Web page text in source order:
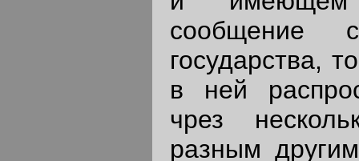
сообщение
государства,
в ней
чрез
разным